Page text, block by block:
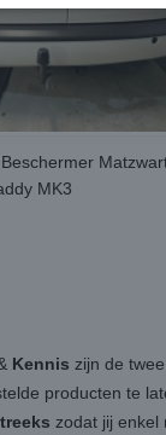
MK3
Kennis zijn de
producten te
zodat jij enkel